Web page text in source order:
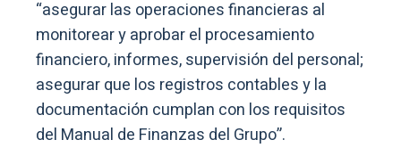
“asegurar las operaciones financieras al
monitorear y aprobar el procesamiento
financiero, informes, supervisión del personal;
asegurar que los registros contables y la
documentación cumplan con los requisitos
del Manual de Finanzas del Grupo”.